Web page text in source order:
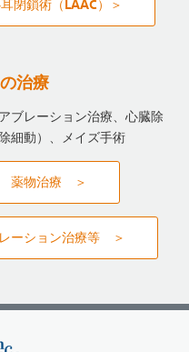
閉鎖術（LAAC）＞
治療
ブレーション治療、心臓除
細動）、メイズ手術
薬物治療 ＞
ーション治療等 ＞